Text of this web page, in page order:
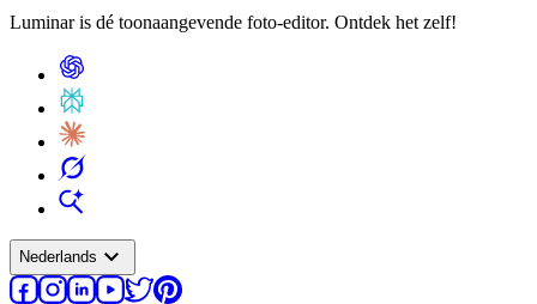
Luminar is dé toonaangevende foto-editor. Ontdek het zelf!
Nederlands expand_more